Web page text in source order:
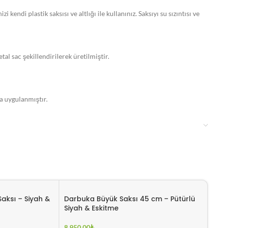
plastik saksısı ve altlığı ile kullanınız. Saksıyı su sızıntısı ve
sac şekillendirilerek üretilmiştir.
uygulanmıştır.
– Siyah &
Darbuka Büyük Saksı 45 cm – Pütürlü
Siyah & Eskitme